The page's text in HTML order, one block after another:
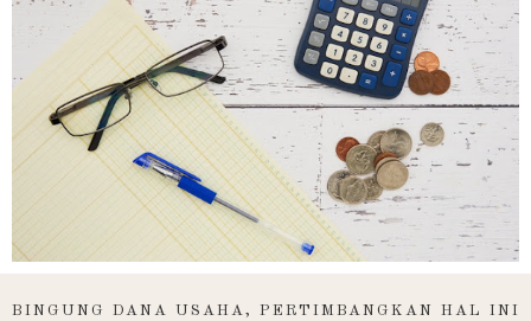
BINGUNG DANA USAHA, PERTIMBANGKAN HAL INI